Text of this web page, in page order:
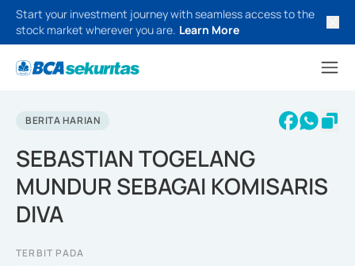
Start your investment journey with seamless access to the
stock market wherever you are. Learn More
BERITA HARIAN
SEBASTIAN TOGELANG
MUNDUR SEBAGAI KOMISARIS
DIVA
TERBIT PADA